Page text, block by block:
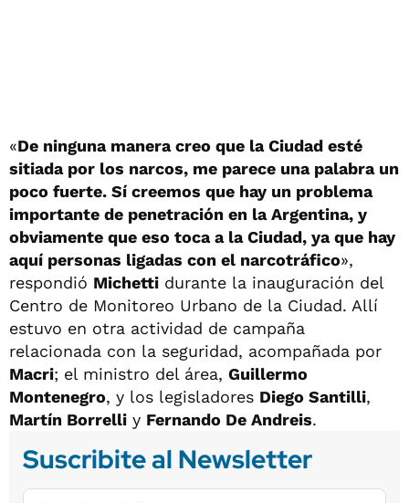
«De ninguna manera creo que la Ciudad esté
sitiada por los narcos, me parece una palabra un
poco fuerte. Sí creemos que hay un problema
importante de penetración en la Argentina, y
obviamente que eso toca a la Ciudad, ya que hay
aquí personas ligadas con el narcotráfico»,
respondió Michetti durante la inauguración del
Centro de Monitoreo Urbano de la Ciudad. Allí
estuvo en otra actividad de campaña
relacionada con la seguridad, acompañada por
Macri; el ministro del área, Guillermo
Montenegro, y los legisladores Diego Santilli,
Martín Borrelli y Fernando De Andreis.
Suscribite al Newsletter